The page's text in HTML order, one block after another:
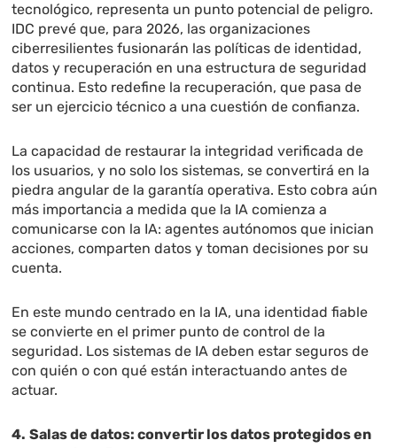
tecnológico, representa un punto potencial de peligro.
IDC prevé que, para 2026, las organizaciones
ciberresilientes fusionarán las políticas de identidad,
datos y recuperación en una estructura de seguridad
continua. Esto redefine la recuperación, que pasa de
ser un ejercicio técnico a una cuestión de confianza.
La capacidad de restaurar la integridad verificada de
los usuarios, y no solo los sistemas, se convertirá en la
piedra angular de la garantía operativa. Esto cobra aún
más importancia a medida que la IA comienza a
comunicarse con la IA: agentes autónomos que inician
acciones, comparten datos y toman decisiones por su
cuenta.
En este mundo centrado en la IA, una identidad fiable
se convierte en el primer punto de control de la
seguridad. Los sistemas de IA deben estar seguros de
con quién o con qué están interactuando antes de
actuar.
4. Salas de datos: convertir los datos protegidos en